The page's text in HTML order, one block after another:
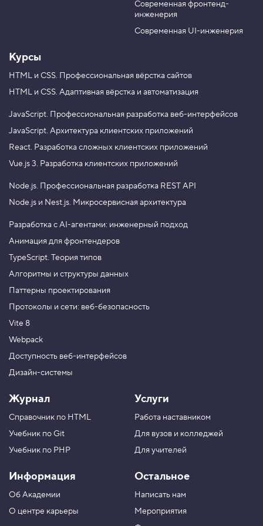
r
a
m
Современная фронтенд-
инженерия
Современная UI-инженерия
Курсы
HTML и CSS. Профессиональная вёрстка сайтов
HTML и CSS. Адаптивная вёрстка и автоматизация
JavaScript. Профессиональная разработка веб-интерфейсов
JavaScript. Архитектура клиентских приложений
React. Разработка сложных клиентских приложений
Vue.js 3. Разработка клиентских приложений
Node.js. Профессиональная разработка REST API
Node.js и Nest.js. Микросервисная архитектура
Разработка с AI-агентами: инженерный подход
Анимация для фронтендеров
TypeScript. Теория типов
Алгоритмы и структуры данных
Паттерны проектирования
Протоколы и сети: веб-безопасность
Vite 8
Webpack
Доступность веб-интерфейсов
Дизайн-системы
Журнал
Справочник по HTML
Учебник по Git
Учебник по PHP
Информация
Об Академии
О центре карьеры
Услуги
Работа наставником
Для вузов и колледжей
Для учителей
Остальное
Написать нам
Мероприятия